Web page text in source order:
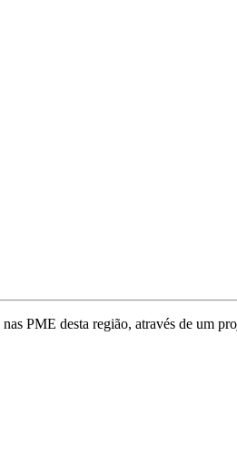
PME desta região, através de um